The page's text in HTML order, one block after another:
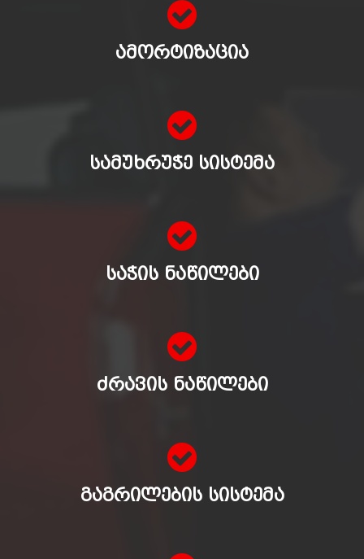
ᲐᲛᲝᲠᲢᲘᲖᲐᲪᲘᲐ
ᲡᲐᲛᲣᲮᲠᲣᲭᲔ ᲡᲘᲡᲢᲔᲛᲐ
ᲡᲐᲭᲘᲡ ᲜᲐᲬᲘᲚᲔᲑᲘ
ᲫᲠᲐᲕᲘᲡ ᲜᲐᲬᲘᲚᲔᲑᲘ
ᲒᲐᲒᲠᲘᲚᲔᲑᲘᲡ ᲡᲘᲡᲢᲔᲛᲐ